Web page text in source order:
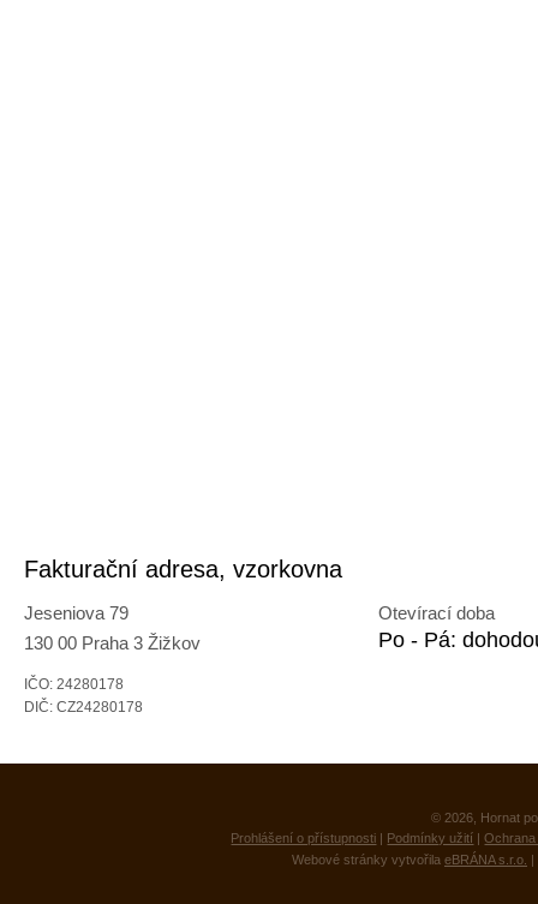
Fakturační adresa, vzorkovna
Jeseniova 79
130 00 Praha 3 Žižkov
IČO: 24280178
DIČ: CZ24280178
Otevírací doba
Po - Pá:
© 2026, Hornat
Prohlášení o přístupnosti | Podmínky užití |
Webové stránky vytvořila eBRÁNA s.r.o. |